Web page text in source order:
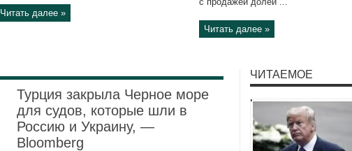
Читать далее »
Читать далее »
Турция закрыла Черное море
для судов, которые шли в
Россию и Украину, —
Bloomberg
ЧИТАЕМОЕ